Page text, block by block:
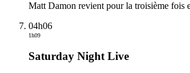
Matt Damon revient pour la troisième fois
04h06
1h09
Saturday Night Live